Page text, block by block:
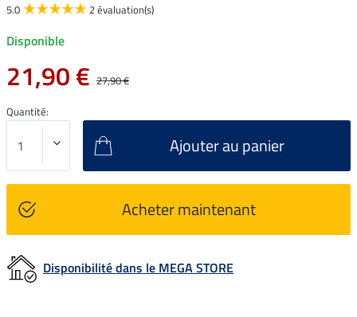
5.0 2 évaluation(s)
Disponible
21,90 € 27,90 €
Quantité:
Ajouter au panier
Acheter maintenant
Disponibilité dans le MEGA STORE